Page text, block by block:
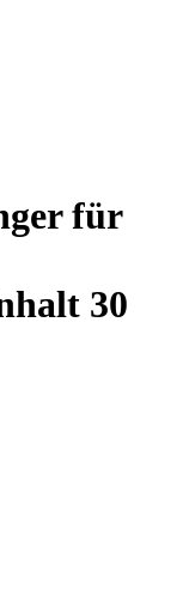
für
30